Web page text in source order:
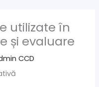
utilizate în
și evaluare
CCD